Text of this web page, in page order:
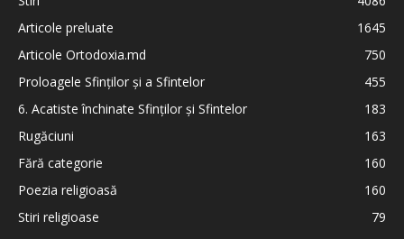
Articole preluate
1645
Articole Ortodoxia.md
750
Proloagele Sfinților și a Sfintelor
455
6. Acatiste închinate Sfinților și Sfintelor
183
Rugăciuni
163
Fără categorie
160
Poezia religioasă
160
Stiri religioase
79